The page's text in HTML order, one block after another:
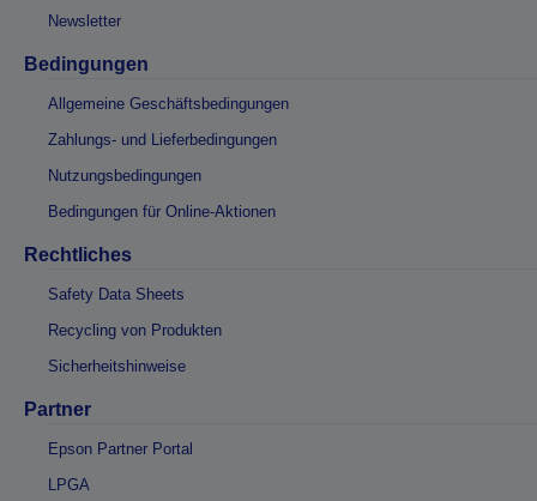
Newsletter
Bedingungen
Allgemeine Geschäftsbedingungen
Zahlungs- und Lieferbedingungen
Nutzungsbedingungen
Bedingungen für Online-Aktionen
Rechtliches
Safety Data Sheets
Recycling von Produkten
Sicherheitshinweise
Partner
Epson Partner Portal
LPGA